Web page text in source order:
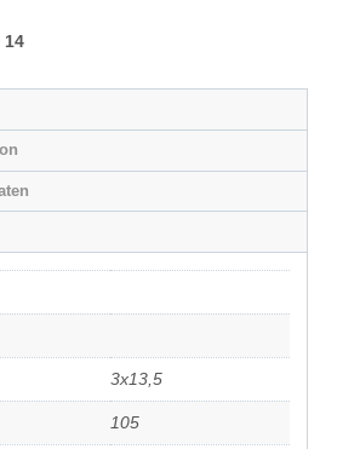
14
3x13,5
105